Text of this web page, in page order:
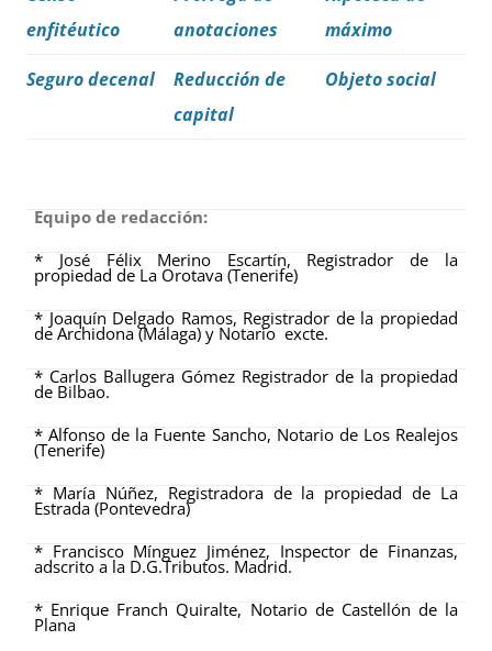
enfitéutico
anotaciones
máximo
Seguro decenal
Reducción de
capital
Objeto social
Equipo de redacción:
* José Félix Merino Escartín, Registrador de la
propiedad de La Orotava (Tenerife)
* Joaquín Delgado Ramos, Registrador de la propiedad
de Archidona (Málaga) y Notario excte.
* Carlos Ballugera Gómez Registrador de la propiedad
de Bilbao.
* Alfonso de la Fuente Sancho, Notario de Los Realejos
(Tenerife)
* María Núñez, Registradora de la propiedad de La
Estrada (Pontevedra)
* Francisco Mínguez Jiménez, Inspector de Finanzas,
adscrito a la D.G.Tributos. Madrid.
* Enrique Franch Quiralte, Notario de Castellón de la
Plana